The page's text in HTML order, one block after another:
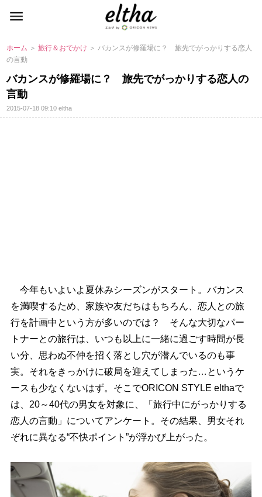
ホーム ＞旅行＆おでかけ ＞ バカンスが修羅場に？ 旅先でがっかりする恋人
の言動
バカンスが修羅場に？ 旅先でがっかりする恋人の
言動
2015-07-18 09:10eltha
今年もいよいよ夏休みシーズンがスタート。バカンス
を満喫するため、家族や友だちはもちろん、恋人との旅
行を計画中という方が多いのでは？ そんな大切なパー
トナーとの旅行は、いつも以上に一緒に過ごす時間が長
い分、思わぬ不仲を招く落とし穴が潜んでいるのも事
実。それをきっかけに破局を迎えてしまった…というケ
ースも少なくないはず。そこでORICON STYLE elthaで
は、20～40代の男女を対象に、「旅行中にがっかりする
恋人の言動」についてアンケート。その結果、男女それ
ぞれに異なる“不快ポイント”が浮かび上がった。